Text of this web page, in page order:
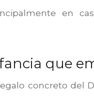
en
que
concreto del